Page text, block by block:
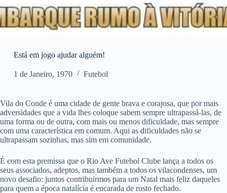
Está em jogo ajudar alguém!
1 de Janeiro, 1970 Futebol
Vila do Conde é uma cidade de gente brava e corajosa, que por mais
adversidades que a vida lhes coloque sabem sempre ultrapassá-las, de
uma forma ou de outra, com mais ou menos dificuldade, mas sempre
com uma característica em comum. Aqui as dificuldades não se
ultrapassam sozinhas, mas sim em comunidade.
É com esta premissa que o Rio Ave Futebol Clube lança a todos os
seus associados, adeptos, mas também a todos os vilacondenses, um
novo desafio: juntos contribuirmos para um Natal mais feliz daqueles
para quem a época natalícia é encarada de rosto fechado.